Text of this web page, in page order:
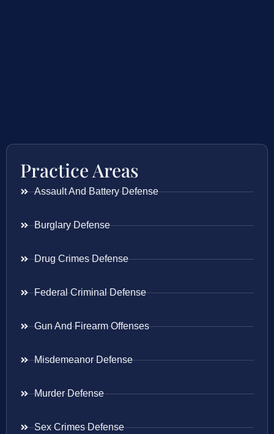
Practice Areas
Assault And Battery Defense
Burglary Defense
Drug Crimes Defense
Federal Criminal Defense
Gun And Firearm Offenses
Misdemeanor Defense
Murder Defense
Sex Crimes Defense